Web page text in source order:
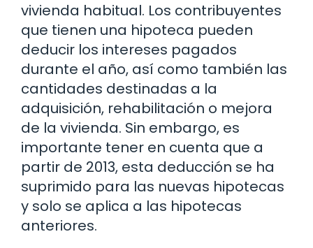
vivienda habitual. Los contribuyentes
que tienen una hipoteca pueden
deducir los intereses pagados
durante el año, así como también las
cantidades destinadas a la
adquisición, rehabilitación o mejora
de la vivienda. Sin embargo, es
importante tener en cuenta que a
partir de 2013, esta deducción se ha
suprimido para las nuevas hipotecas
y solo se aplica a las hipotecas
anteriores.